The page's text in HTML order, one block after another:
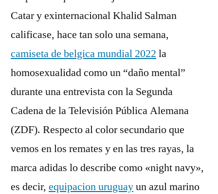
Catar y exinternacional Khalid Salman
calificase, hace tan solo una semana,
camiseta de belgica mundial 2022 la
homosexualidad como un “daño mental”
durante una entrevista con la Segunda
Cadena de la Televisión Pública Alemana
(ZDF). Respecto al color secundario que
vemos en los remates y en las tres rayas, la
marca adidas lo describe como «night navy»,
es decir, equipacion uruguayun azul marino